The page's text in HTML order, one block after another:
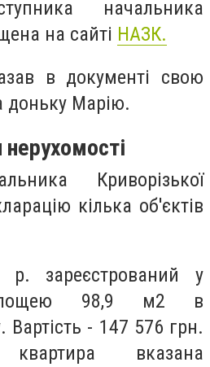
начальника
на сайті НАЗК.
в документі свою
доньку Марію.
Криворізької
кілька об'єктів
р. зареєстрований у
98,9 м2 в
- 147 576 грн.
вказана